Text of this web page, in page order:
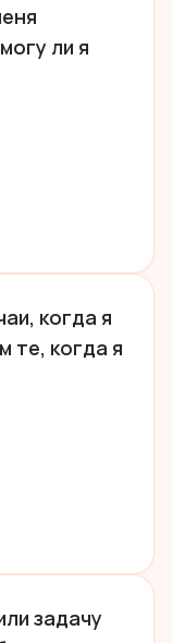
ли я
когда я
те, когда я
задачу